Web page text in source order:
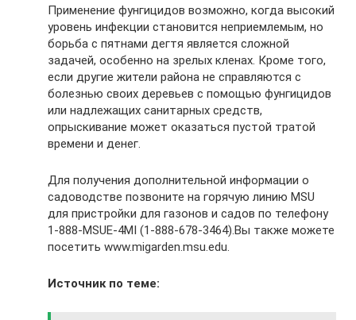
Применение фунгицидов возможно, когда высокий
уровень инфекции становится неприемлемым, но
борьба с пятнами дегтя является сложной
задачей, особенно на зрелых кленах. Кроме того,
если другие жители района не справляются с
болезнью своих деревьев с помощью фунгицидов
или надлежащих санитарных средств,
опрыскивание может оказаться пустой тратой
времени и денег.
Для получения дополнительной информации о
садоводстве позвоните на горячую линию MSU
для пристройки для газонов и садов по телефону
1-888-MSUE-4MI (1-888-678-3464).Вы также можете
посетить www.migarden.msu.edu.
Источник по теме: